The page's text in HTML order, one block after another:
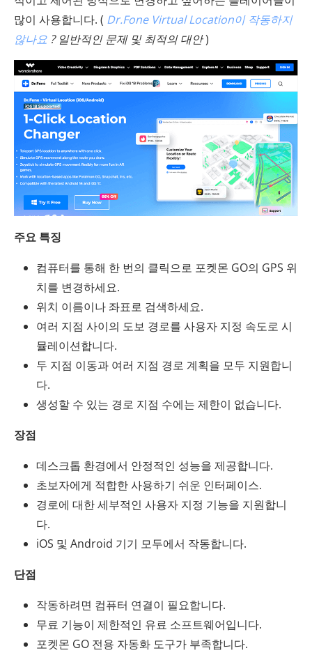
많이 사용합니다. ( Dr.Fone Virtual Location이 작동하지
않나요 ? 일반적인 문제 및 최적의 대안)
주요 특징
컴퓨터를 통해 한 번의 클릭으로 포켓몬 GO의 GPS 위
치를 변경하세요.
위치 이름이나 좌표로 검색하세요.
여러 지점 사이의 도보 경로를 사용자 지정 속도로 시
뮬레이션합니다.
두 지점 이동과 여러 지점 경로 계획을 모두 지원합니
다.
생성할 수 있는 경로 지점 수에는 제한이 없습니다.
장점
데스크톱 환경에서 안정적인 성능을 제공합니다.
초보자에게 적합한 사용하기 쉬운 인터페이스.
경로에 대한 세부적인 사용자 지정 기능을 지원합니
다.
iOS 및 Android 기기 모두에서 작동합니다.
단점
작동하려면 컴퓨터 연결이 필요합니다.
무료 기능이 제한적인 유료 소프트웨어입니다.
포켓몬 GO 전용 자동화 도구가 부족합니다.